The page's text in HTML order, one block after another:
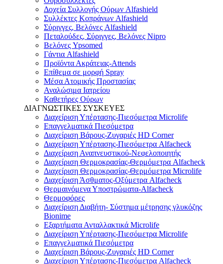
Δοχεία Συλλογής Ούρων Alfashield
Συλλέκτες Κοπράνων Alfashield
Σύριγγες, Βελόνες Alfashield
Πεταλούδες, Σύριγγες, Βελόνες Nipro
Βελόνες Ypsomed
Γάντια Alfashield
Προϊόντα Ακράτειας-Attends
Επίθεμα σε μορφή Spray
Μέσα Ατομικής Προστασίας
Αναλώσιμα Ιατρείου
Καθετήρες Ούρων
ΔΙΑΓΝΩΣΤΙΚΕΣ ΣΥΣΚΕΥΕΣ
Διαχείριση Υπέρτασης-Πιεσόμετρα Microlife
Επαγγελματικά Πιεσόμετρα
Διαχείριση Βάρους-Ζυγαριές HD Corner
Διαχείριση Υπέρτασης-Πιεσόμετρα Alfacheck
Διαχείριση Αναπνευστικού-Νεφελοποιητής
Διαχείριση Θερμοκρασίας-Θερμόμετρα Alfacheck
Διαχείριση Θερμοκρασίας-Θερμόμετρα Microlife
Διαχείριση Άσθματος-Οξύμετρα Alfacheck
Θερμαινόμενα Υποστρώματα-Alfacheck
Θερμοφόρες
Διαχείριση Διαβήτη- Σύστημα μέτρησης γλυκόζης
Bionime
Εξαρτήματα Ανταλλακτικά Microlife
Διαχείριση Υπέρτασης-Πιεσόμετρα Microlife
Επαγγελματικά Πιεσόμετρα
Διαχείριση Βάρους-Ζυγαριές HD Corner
Διαχείριση Υπέρτασης-Πιεσόμετρα Alfacheck